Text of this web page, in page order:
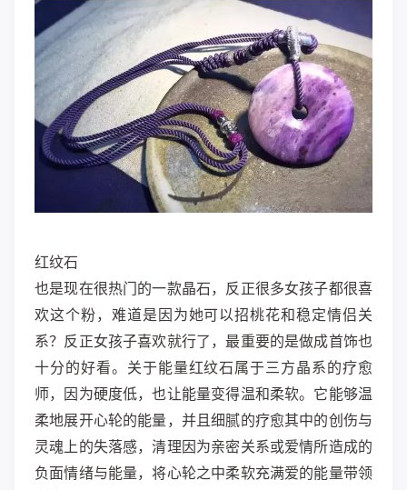
红纹石
也是现在很热门的一款晶石，反正很多女孩子都很喜
欢这个粉，难道是因为她可以招桃花和稳定情侣关
系？反正女孩子喜欢就行了，最重要的是做成首饰也
十分的好看。关于能量红纹石属于三方晶系的疗愈
师，因为硬度低，也让能量变得温和柔软。 它能够温
柔地展开心轮的能量，并且细腻的疗愈其中的创伤与
灵魂上的失落感，清理因为亲密关系或爱情所造成的
负面情绪与能量，将心轮之中柔软充满爱的能量带领